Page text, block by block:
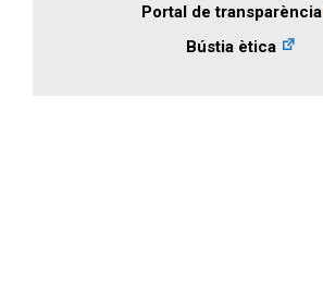
Portal de transparència
Bústia ètica